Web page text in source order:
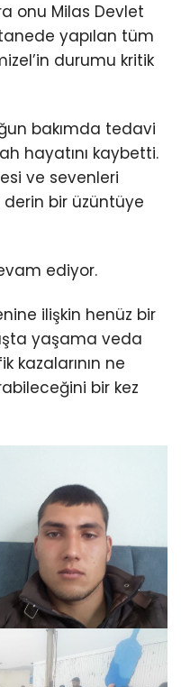
onu Milas Devlet
yapılan tüm
durumu kritik
bakımda tedavi
hayatını kaybetti.
ve sevenleri
bir üzüntüye
ediyor.
ilişkin henüz bir
yaşama veda
kazalarının ne
bir kez